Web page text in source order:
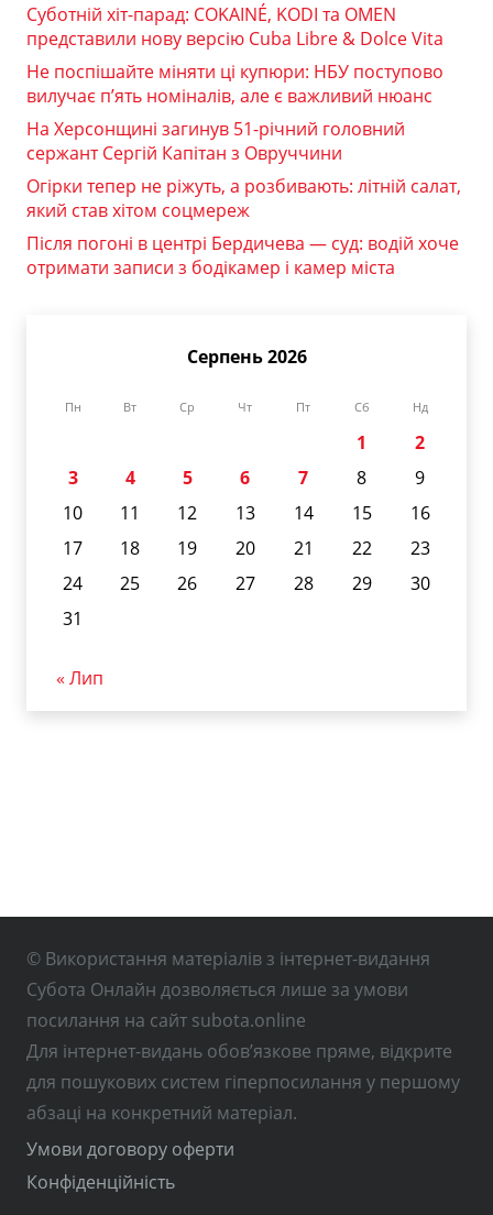
Суботній хіт-парад: COKAINÉ, KODI та OMEN
представили нову версію Cuba Libre & Dolce Vita
Не поспішайте міняти ці купюри: НБУ поступово
вилучає п’ять номіналів, але є важливий нюанс
На Херсонщині загинув 51-річний головний
сержант Сергій Капітан з Овруччини
Огірки тепер не ріжуть, а розбивають: літній салат,
який став хітом соцмереж
Після погоні в центрі Бердичева — суд: водій хоче
отримати записи з бодікамер і камер міста
Серпень 2026
Пн Вт Ср Чт Пт Сб Нд
1
2
3
4 5 6 7 8
9
10
11 12 13 14 15
16
17
18 19 20 21 22
23
24
25 26 27 28 29
30
31
« Лип
© Використання матеріалів з інтернет-видання
Субота Онлайн дозволяється лише за умови
посилання на сайт subota.online
Для інтернет-видань обов’язкове пряме, відкрите
для пошукових систем гіперпосилання у першому
абзаці на конкретний матеріал.
Умови договору оферти
Конфіденційність